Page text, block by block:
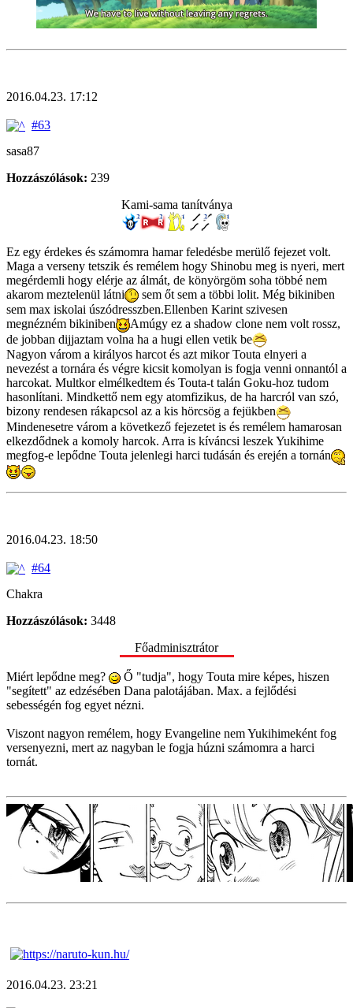
2016.04.23. 17:12
#63
sasa87
Hozzászólások: 239
Kami-sama tanítványa
Ez egy érdekes és számomra hamar feledésbe merülő fejezet volt.
Maga a verseny tetszik és remélem hogy Shinobu meg is nyeri, mert
megérdemli hogy elérje az álmát, de könyörgöm soha többé nem
akarom meztelenül látni
sem őt sem a többi lolit. Még bikiniben
sem max iskolai úszódresszben.Ellenben Karint szivesen
megnézném bikiniben
Amúgy ez a shadow clone nem volt rossz,
de jobban dijjaztam volna ha a hugi ellen vetik be
Nagyon várom a királyos harcot és azt mikor Touta elnyeri a
nevezést a tornára és végre kicsit komolyan is fogja venni onnantól a
harcokat. Multkor elmélkedtem és Touta-t talán Goku-hoz tudom
hasonlítani. Mindkettő nem egy atomfizikus, de ha harcról van szó,
bizony rendesen rákapcsol az a kis hörcsög a fejükben
Mindenesetre várom a következő fejezetet is és remélem hamarosan
elkezdődnek a komoly harcok. Arra is kíváncsi leszek Yukihime
megfog-e lepődne Touta jelenlegi harci tudásán és erején a tornán
2016.04.23. 18:50
#64
Chakra
Hozzászólások: 3448
Főadminisztrátor
Miért lepődne meg?
Ő "tudja", hogy Touta mire képes, hiszen
"segített" az edzésében Dana palotájában. Max. a fejlődési
sebességén fog egyet nézni.
Viszont nagyon remélem, hogy Evangeline nem Yukihimeként fog
versenyezni, mert az nagyban le fogja húzni számomra a harci
tornát.
2016.04.23. 23:21